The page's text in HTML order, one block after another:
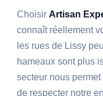
ChoisirArtisan
connaît réellement
les rues de Lissy
hameaux sont plus
secteur nous
de respecter notre